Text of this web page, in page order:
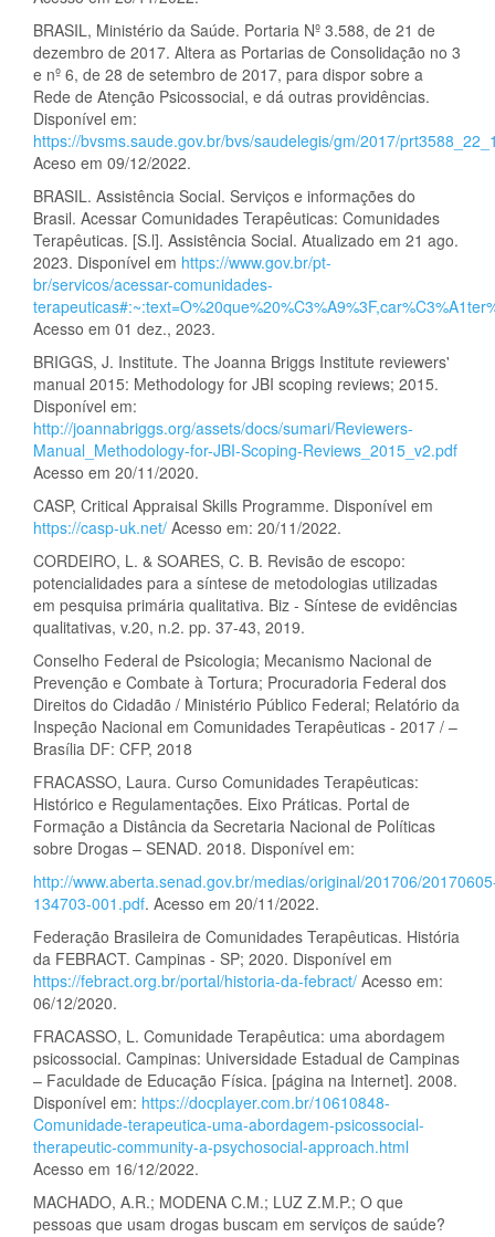
BRASIL, Ministério da Saúde. Portaria Nº 3.588, de 21 de
dezembro de 2017. Altera as Portarias de Consolidação no 3
e nº 6, de 28 de setembro de 2017, para dispor sobre a
Rede de Atenção Psicossocial, e dá outras providências.
Disponível em:
https://bvsms.saude.gov.br/bvs/saudelegis/gm/2017/
Aceso em 09/12/2022.
BRASIL. Assistência Social. Serviços e informações do
Brasil. Acessar Comunidades Terapêuticas: Comunidades
Terapêuticas. [S.l]. Assistência Social. Atualizado em 21 ago.
2023. Disponível em https://www.gov.br/pt-
br/servicos/acessar-comunidades-
Acesso em 01 dez., 2023.
BRIGGS, J. Institute. The Joanna Briggs Institute reviewers'
manual 2015: Methodology for JBI scoping reviews; 2015.
Disponível em:
http://joannabriggs.org/assets/docs/sumari/Reviewers-
Manual_Methodology-for-JBI-Scoping-Reviews_2015_v2.pdf
Acesso em 20/11/2020.
CASP, Critical Appraisal Skills Programme. Disponível em
https://casp-uk.net/ Acesso em: 20/11/2022.
CORDEIRO, L. & SOARES, C. B. Revisão de escopo:
potencialidades para a síntese de metodologias utilizadas
em pesquisa primária qualitativa. Biz - Síntese de evidências
qualitativas, v.20, n.2. pp. 37-43, 2019.
Conselho Federal de Psicologia; Mecanismo Nacional de
Prevenção e Combate à Tortura; Procuradoria Federal dos
Direitos do Cidadão / Ministério Público Federal; Relatório da
Inspeção Nacional em Comunidades Terapêuticas - 2017 / –
Brasília DF: CFP, 2018
FRACASSO, Laura. Curso Comunidades Terapêuticas:
Histórico e Regulamentações. Eixo Práticas. Portal de
Formação a Distância da Secretaria Nacional de Políticas
sobre Drogas – SENAD. 2018. Disponível em:
http://www.aberta.senad.gov.br/medias/original/201706/
134703-001.pdf. Acesso em 20/11/2022.
Federação Brasileira de Comunidades Terapêuticas. História
da FEBRACT. Campinas - SP; 2020. Disponível em
https://febract.org.br/portal/historia-da-febract/ Acesso em:
06/12/2020.
FRACASSO, L. Comunidade Terapêutica: uma abordagem
psicossocial. Campinas: Universidade Estadual de Campinas
– Faculdade de Educação Física. [página na Internet]. 2008.
Disponível em: https://docplayer.com.br/10610848-
Comunidade-terapeutica-uma-abordagem-psicossocial-
therapeutic-community-a-psychosocial-approach.html
Acesso em 16/12/2022.
MACHADO, A.R.; MODENA C.M.; LUZ Z.M.P.; O que
pessoas que usam drogas buscam em serviços de saúde?